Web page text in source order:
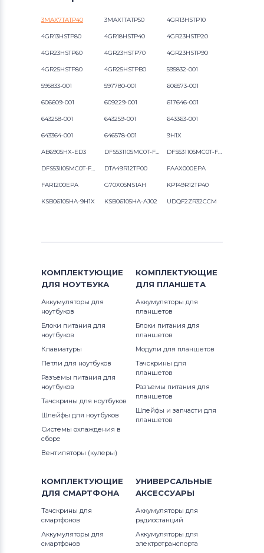
3MAX7TATP40 3MAX1TATP50 4GR13HSTP10
4GR13HSTP80 4GR18HSTP40 4GR23HSTP20
4GR23HSTP60 4GR23HSTP70 4GR23HSTP90
4GR25HSTP80 4GR25HSTPB0 595832-001
595833-001 597780-001 606573-001
606609-001 609229-001 617646-001
643258-001 643259-001 643363-001
643364-001 646578-001 9H1X
AB6905HX-ED3 DFS531105MC0T-F9R5 DFS531105MC0T-FAB9
DFS53II05MC0T-F9R5 DTA49R12TP00 FAAX000EPA
FAR1200EPA G70X05NS1AH KPT49R12TP40
KSB06105HA-9H1X KSB06105HA-AJ02 UDQF2ZR32CCM
КОМПЛЕКТУЮЩИЕ
ДЛЯ НОУТБУКА
Аккумуляторы для
ноутбуков
Блоки питания для
ноутбуков
Клавиатуры
Петли для ноутбуков
Разъемы питания для
ноутбуков
Тачскрины для ноутбуков
Шлейфы для ноутбуков
Системы охлаждения в
сборе
Вентиляторы (кулеры)
КОМПЛЕКТУЮЩИЕ
ДЛЯ ПЛАНШЕТА
Аккумуляторы для
планшетов
Блоки питания для
планшетов
Модули для планшетов
Тачскрины для
планшетов
Разъемы питания для
планшетов
Шлейфы и запчасти для
планшетов
КОМПЛЕКТУЮЩИЕ
ДЛЯ СМАРТФОНА
Тачскрины для
смартфонов
Аккумуляторы для
смартфонов
УНИВЕРСАЛЬНЫЕ
АКСЕССУАРЫ
Аккумуляторы для
радиостанций
Аккумуляторы для
электротранспорта